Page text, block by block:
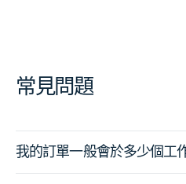
常見問題
我的訂單一般會於多少個工